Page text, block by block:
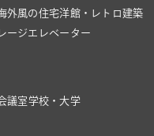
外風の住宅洋館・レトロ建築
ージ エレベーター
議室学校・大学